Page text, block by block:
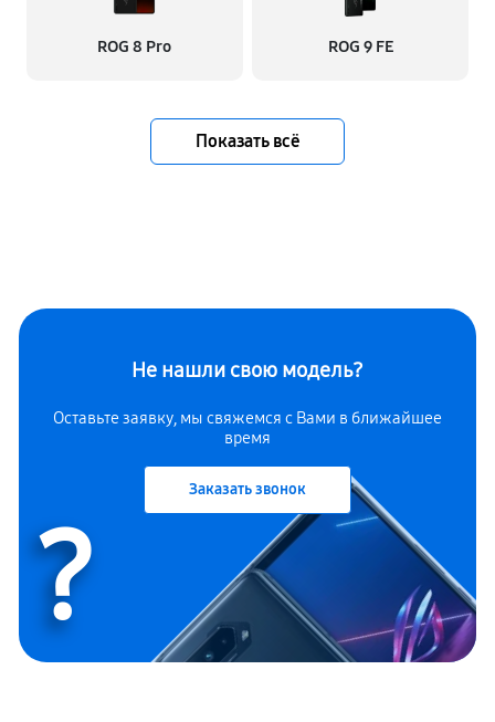
ROG 8 Pro ROG 9 FE
Показать всё
Не нашли свою модель?
Оставьте заявку, мы свяжемся с Вами в ближайшее
время
Заказать звонок
?